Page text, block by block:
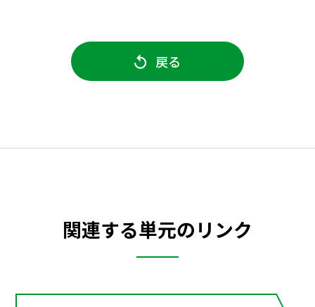
戻る
関連する単元のリンク